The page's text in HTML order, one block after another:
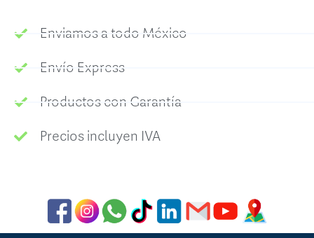
Enviamos a todo México
Envío Express
Productos con Garantía
Precios incluyen IVA